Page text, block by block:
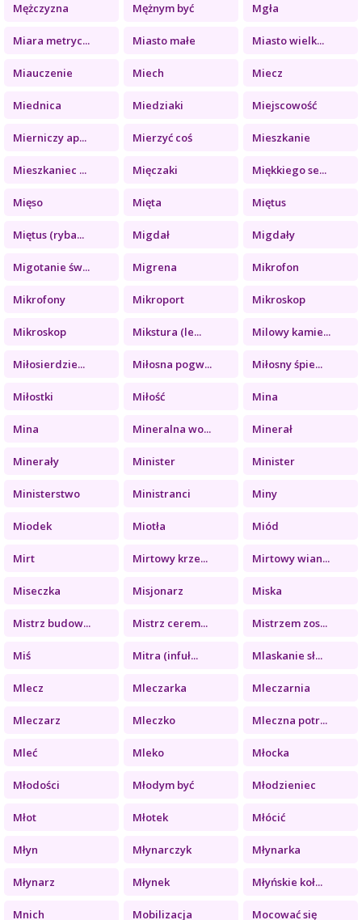
Mężczyzna Mężnym być Mgła
Miara metryc... Miasto małe Miasto wielk...
Miauczenie Miech Miecz
Miednica Miedziaki Miejscowość
Mierniczy ap... Mierzyć coś Mieszkanie
Mieszkaniec ... Mięczaki Miękkiego se...
Mięso Mięta Miętus
Miętus (ryba... Migdał Migdały
Migotanie św... Migrena Mikrofon
Mikrofony Mikroport Mikroskop
Mikroskop Mikstura (le... Milowy kamie...
Miłosierdzie... Miłosna pogw... Miłosny śpie...
Miłostki Miłość Mina
Mina Mineralna wo... Minerał
Minerały Minister Minister
Ministerstwo Ministranci Miny
Miodek Miotła Miód
Mirt Mirtowy krze... Mirtowy wian...
Miseczka Misjonarz Miska
Mistrz budow... Mistrz cerem... Mistrzem zos...
Miś Mitra (infuł... Mlaskanie sł...
Mlecz Mleczarka Mleczarnia
Mleczarz Mleczko Mleczna potr...
Mleć Mleko Młocka
Młodości Młodym być Młodzieniec
Młot Młotek Młócić
Młyn Młynarczyk Młynarka
Młynarz Młynek Młyńskie koł...
Mnich Mobilizacja Mocować się